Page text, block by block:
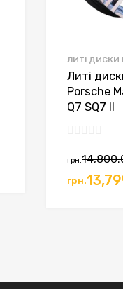
Додати в кошик
ЛИТІ ДИСКИ
Литі
Porsche
Q7 SQ7 II
грн.
грн.